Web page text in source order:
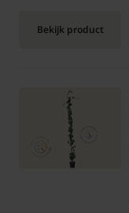
Bekijk product